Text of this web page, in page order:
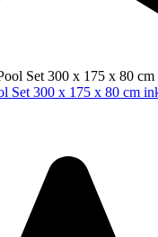
Set 300 x 175 x 80 cm